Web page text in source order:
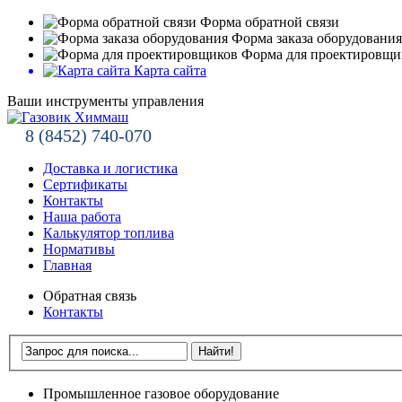
Форма обратной связи
Форма заказа оборудования
Форма для
Карта сайта
Ваши инструменты управления
8 (8452) 740-070
Доставка и логистика
Сертификаты
Контакты
Наша работа
Калькулятор топлива
Нормативы
Главная
Обратная связь
Контакты
Промышленное газовое оборудование